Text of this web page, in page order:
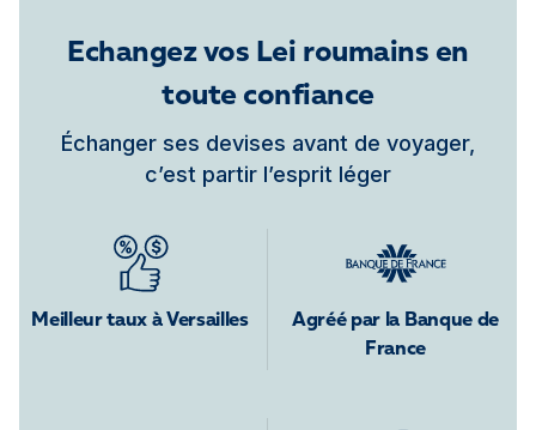
Echangez vos Lei roumains en
toute confiance
Échanger ses devises avant de voyager,
c’est partir l’esprit léger
Meilleur taux à Versailles
Agréé par la Banque de
France